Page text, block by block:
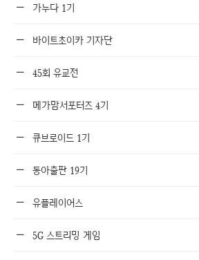
가누다 1기
바이트초이카 기자단
45회 유교전
메가맘서포터즈 4기
큐브로이드 1기
동아출판 19기
유플레이어스
5G 스트리밍 게임